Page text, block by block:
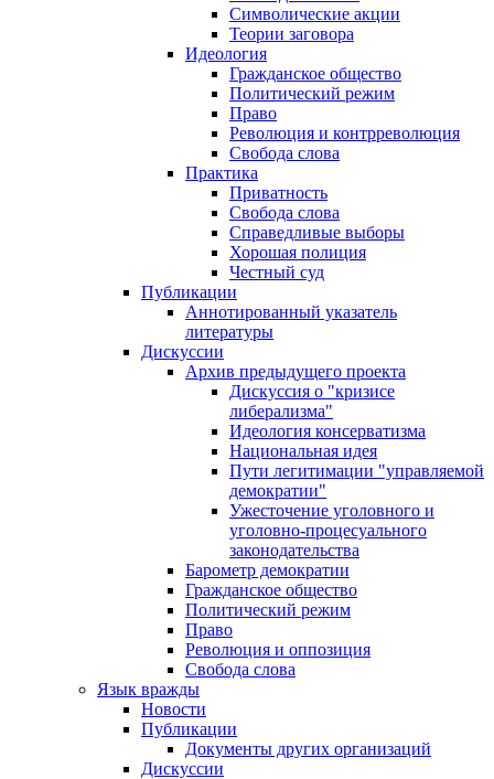
Символические акции
Теории заговора
Идеология
Гражданское общество
Политический режим
Право
Революция и контрреволюция
Свобода слова
Практика
Приватность
Свобода слова
Справедливые выборы
Хорошая полиция
Честный суд
Публикации
Аннотированный указатель
литературы
Дискуссии
Архив предыдущего проекта
Дискуссия о "кризисе
либерализма"
Идеология консерватизма
Национальная идея
Пути легитимации "управляемой
демократии"
Ужесточение уголовного и
уголовно-процесуального
законодательства
Барометр демократии
Гражданское общество
Политический режим
Право
Революция и оппозиция
Свобода слова
Язык вражды
Новости
Публикации
Документы других организаций
Дискуссии